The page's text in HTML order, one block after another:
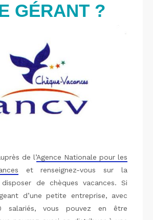
GÉRANT ?
de l’Agence Nationale pour les
et renseignez-vous sur la
de chèques vacances. Si
d’une petite entreprise, avec
salariés, vous pouvez en être